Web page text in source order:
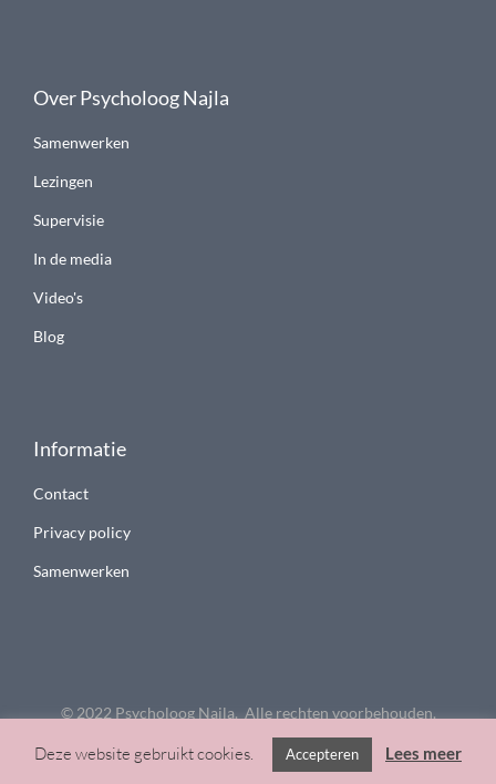
Over Psycholoog Najla
Samenwerken
Lezingen
Supervisie
In de media
Video's
Blog
Informatie
Contact
Privacy policy
Samenwerken
© 2022 Psycholoog Najla. Alle rechten voorbehouden.
Deze website gebruikt cookies. Accepteren Lees meer